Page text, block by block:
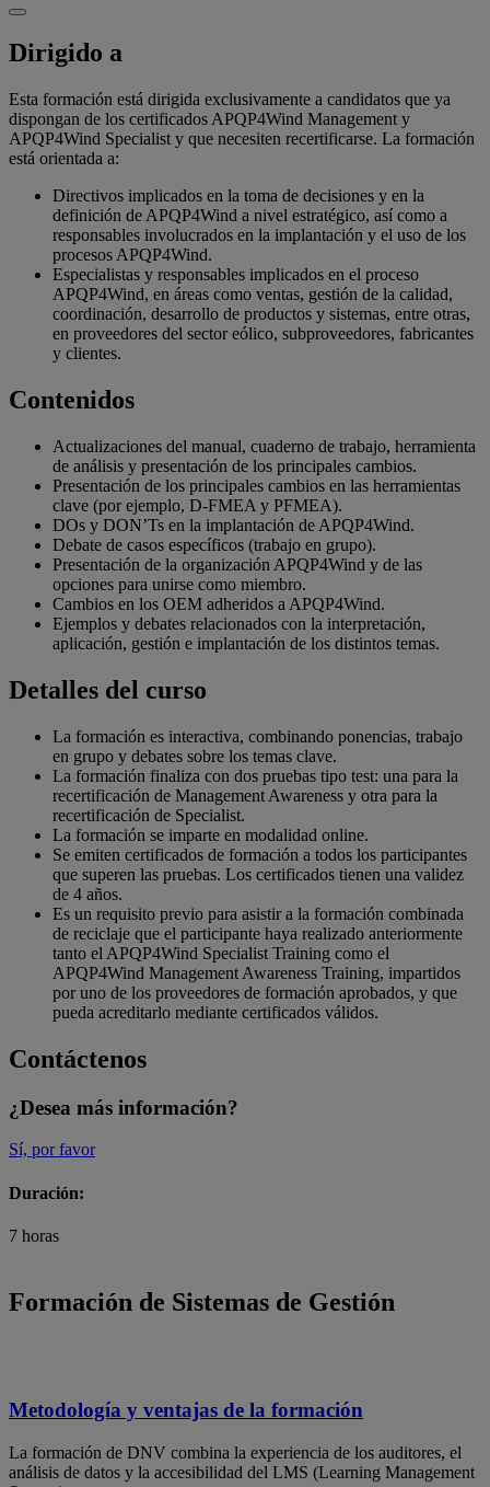
Dirigido a
Esta formación está dirigida exclusivamente a candidatos que ya
dispongan de los certificados APQP4Wind Management y
APQP4Wind Specialist y que necesiten recertificarse. La formación
está orientada a:
Directivos implicados en la toma de decisiones y en la
definición de APQP4Wind a nivel estratégico, así como a
responsables involucrados en la implantación y el uso de los
procesos APQP4Wind.
Especialistas y responsables implicados en el proceso
APQP4Wind, en áreas como ventas, gestión de la calidad,
coordinación, desarrollo de productos y sistemas, entre otras,
en proveedores del sector eólico, subproveedores, fabricantes
y clientes.
Contenidos
Actualizaciones del manual, cuaderno de trabajo, herramienta
de análisis y presentación de los principales cambios.
Presentación de los principales cambios en las herramientas
clave (por ejemplo, D-FMEA y PFMEA).
DOs y DON’Ts en la implantación de APQP4Wind.
Debate de casos específicos (trabajo en grupo).
Presentación de la organización APQP4Wind y de las
opciones para unirse como miembro.
Cambios en los OEM adheridos a APQP4Wind.
Ejemplos y debates relacionados con la interpretación,
aplicación, gestión e implantación de los distintos temas.
Detalles del curso
La formación es interactiva, combinando ponencias, trabajo
en grupo y debates sobre los temas clave.
La formación finaliza con dos pruebas tipo test: una para la
recertificación de Management Awareness y otra para la
recertificación de Specialist.
La formación se imparte en modalidad online.
Se emiten certificados de formación a todos los participantes
que superen las pruebas. Los certificados tienen una validez
de 4 años.
Es un requisito previo para asistir a la formación combinada
de reciclaje que el participante haya realizado anteriormente
tanto el APQP4Wind Specialist Training como el
APQP4Wind Management Awareness Training, impartidos
por uno de los proveedores de formación aprobados, y que
pueda acreditarlo mediante certificados válidos.
Contáctenos
¿Desea más información?
Sí, por favor
Duración:
7 horas
Formación de Sistemas de Gestión
Metodología y ventajas de la formación
La formación de DNV combina la experiencia de los auditores, el
análisis de datos y la accesibilidad del LMS (Learning Management